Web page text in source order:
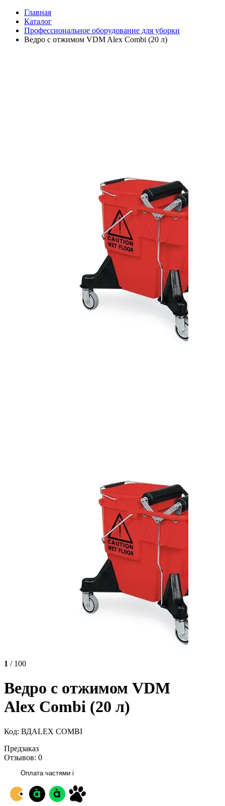
Главная
Каталог
Профессиональное оборудование для уборки
Ведро с отжимом VDM Alex Combi (20 л)
1 / 100
Ведро с отжимом VDM
Alex Combi (20 л)
Код: ВДALEX COMBI
Предзаказ
Отзывов: 0
Оплата частями i